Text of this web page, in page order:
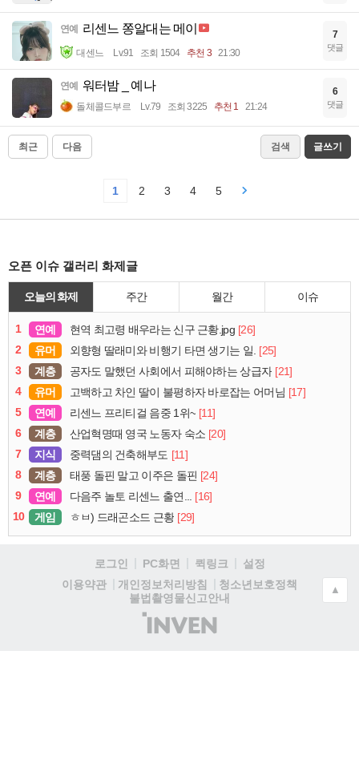
연예 리센느 쫑알대는 메이
대센느 Lv.91 조회 1504 추천 3 21:30
7
댓글
연예 워터밤 _ 예나
돌체콜드부르 Lv.79 조회 3225 추천 1 21:24
6
댓글
최근 다음 검색 글쓰기
1 2 3 4 5
오픈 이슈 갤러리 화제글
오늘의 화제 주간 월간 이슈
1 연예 현역 최고령 배우라는 신구 근황.jpg [26]
2
유머 외향형 딸래미와 비행기 타면 생기는 일. [25]
3
계층 공자도 말했던 사회에서 피해야하는 상급자 [21]
4
유머 고백하고 차인 딸이 불평하자 바로잡는 어머님 [17]
5
연예 리센느 프리티걸 음중 1위~ [11]
6
계층 산업혁명때 영국 노동자 숙소 [20]
7
지식 중력댐의 건축해부도 [11]
8
계층 태풍 돌핀 말고 이주은 돌핀 [24]
9
연예 다음주 놀토 리센느 출연... [16]
10
게임 ㅎㅂ) 드래곤소드 근황 [29]
로그인 PC화면 퀵링크
설정
이용약관
개인정보처리방침
청소년보호정책
불법촬영물신고안내
(주)
인
▲